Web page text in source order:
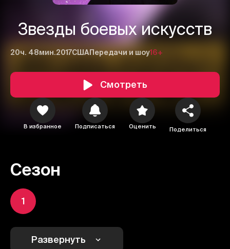
Звезды боевых искусств
20ч. 48мин.2017США Передачи и шоу16+
Смотреть
В избранное Подписаться Оценить Поделиться
Сезон
1
Развернуть
1
Отменить